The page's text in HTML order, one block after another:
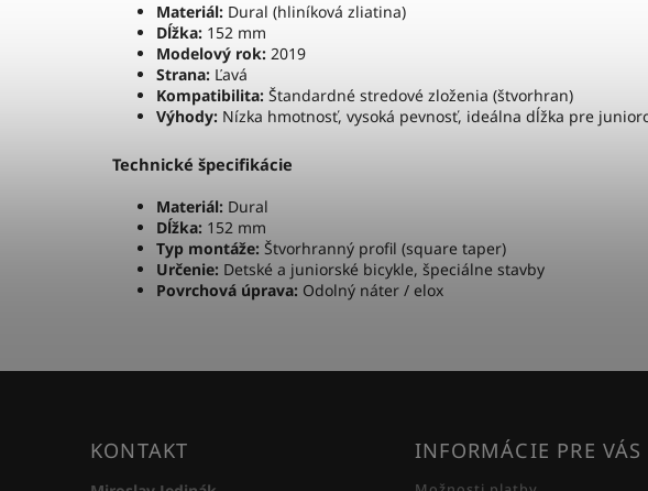
Materiál: Dural (hliníková zliatina)
Dĺžka: 152 mm
Modelový rok: 2019
Strana: Ľavá
Kompatibilita: Štandardné stredové zloženia (štvorhran)
Výhody: Nízka hmotnosť, vysoká pevnosť, ideálna dĺžka pre
Technické špecifikácie
Materiál: Dural
Dĺžka: 152 mm
Typ montáže: Štvorhranný profil (square taper)
Určenie: Detské a juniorské bicykle, špeciálne stavby
Povrchová úprava: Odolný náter / elox
KONTAKT INFORMÁCIE PRE VÁS